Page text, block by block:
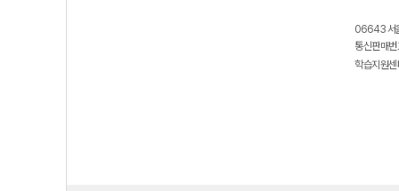
06643 서
통신판매
학습지원